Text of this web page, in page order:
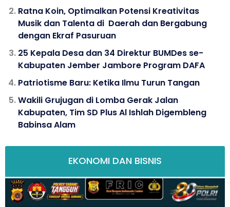
Ratna Koin, Optimalkan Potensi Kreativitas
Musik dan Talenta di Daerah dan Bergabung
dengan Ekraf Pasuruan
25 Kepala Desa dan 34 Direktur BUMDes se-
Kabupaten Jember Jambore Program DAFA
Patriotisme Baru: Ketika Ilmu Turun Tangan
Wakili Grujugan di Lomba Gerak Jalan
Kabupaten, Tim SD Plus Al Ishlah Digembleng
Babinsa Alam
EKONOMI DAN BISNIS